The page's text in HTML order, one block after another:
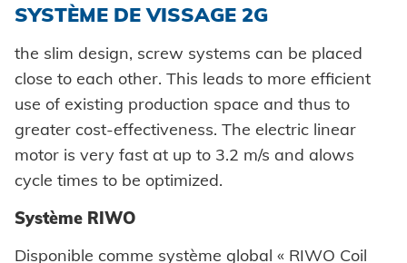
SYSTÈME DE VISSAGE 2G
the slim design, screw systems can be placed
close to each other. This leads to more efficient
use of existing production space and thus to
greater cost-effectiveness. The electric linear
motor is very fast at up to 3.2 m/s and alows
cycle times to be optimized.
Système RIWO
Disponible comme système global « RIWO Coil